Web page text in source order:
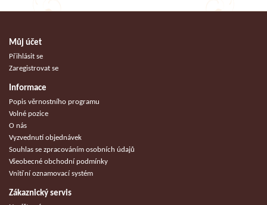
Můj účet
Přihlásit se
Zaregistrovat se
Informace
Popis věrnostního programu
Volné pozice
O nás
Vyzvednutí objednávek
Souhlas se zpracováním osobních údajů
Všeobecné obchodní podmínky
Vnitřní oznamovací systém
Zákaznický servis